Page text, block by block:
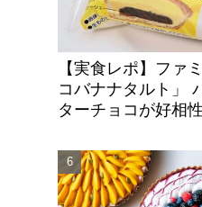
【実食レポ】ファ
コバナナタルト」
ターチョコが好相性